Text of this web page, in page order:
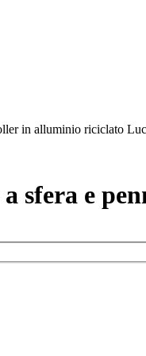
in alluminio riciclato
a sfera e